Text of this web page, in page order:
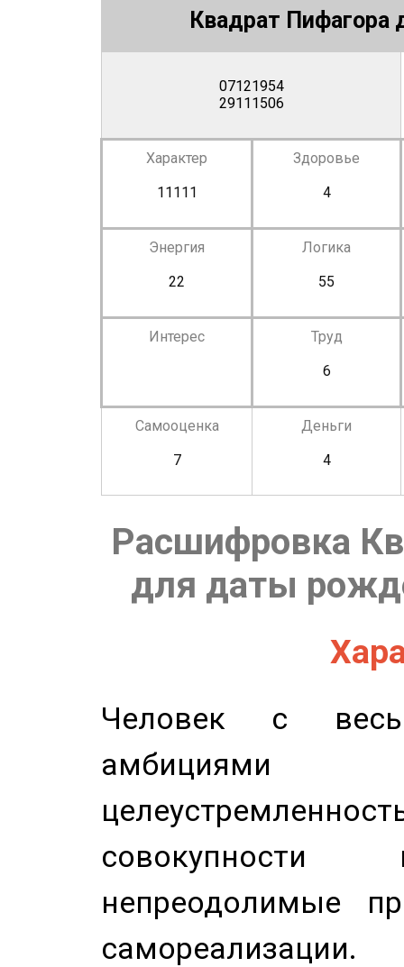
Квадрат Пифагора
07121954
29111506
Характер
11111
Здоровье
4
Энергия
22
Логика
55
Интерес
Труд
6
Самооценка
7
Деньги
4
Расшифровка
для даты
Человек с
непреодолимые
самореализации.